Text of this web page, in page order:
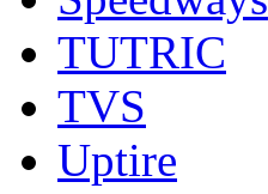
TUTRIC
TVS
Uptire